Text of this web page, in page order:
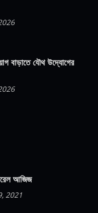
বাড়াতে যৌথ উদ্যোগের
আজিজ
2021